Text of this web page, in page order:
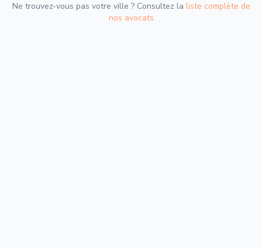
Ne trouvez-vous pas votre ville ? Consultez la liste complète de
nos avocats